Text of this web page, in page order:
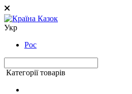
Укр
Рос
Категорії товарів